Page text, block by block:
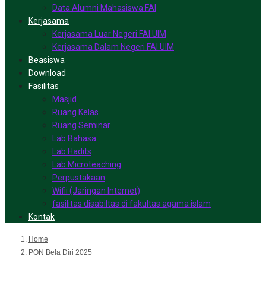
Data Alumni Mahasiswa FAI
Kerjasama
Kerjasama Luar Negeri FAI UIM
Kerjasama Dalam Negeri FAI UIM
Beasiswa
Download
Fasilitas
Masjid
Ruang Kelas
Ruang Seminar
Lab Bahasa
Lab Hadits
Lab Microteaching
Perpustakaan
Wifii (Jaringan Internet)
fasilitas disabiltas di fakultas agama islam
Kontak
Home
PON Bela Diri 2025